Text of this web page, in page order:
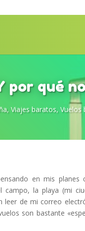
por qué
, Viajes baratos, Vuelos
en mis
la playa (mi
de mi correo
son bastante